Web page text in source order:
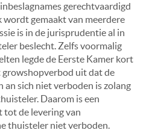
gerechtvaardigd
wordt gemaakt van meerdere
is in de jurisprudentie al in
beslecht. Zelfs voormalig
legde de Eerste Kamer kort
uit dat de
an sich niet verboden is zolang
Daarom is een
tot de levering van
thuisteler niet verboden.